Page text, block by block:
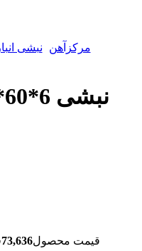
مرکزآهن
نبشی
نبشی 6*60*60 انبار اصفهان
قیمت محصول73,636